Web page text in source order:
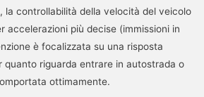
la controllabilità della velocità del veicolo
accelerazioni più decise (immissioni in
è focalizzata su una risposta
quanto riguarda entrare in autostrada o
ottimamente.